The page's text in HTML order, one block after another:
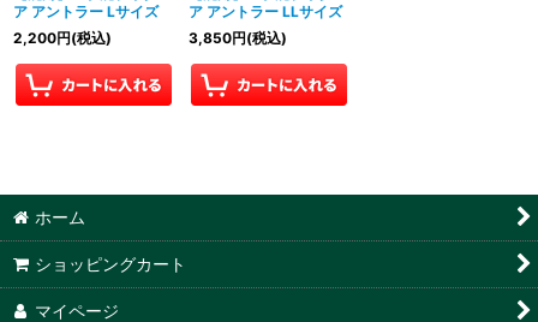
ア アントラー Lサイズ
2,200円(税込)
ア アントラー LLサイズ
3,850円(税込)
ホーム
ショッピングカート
マイページ